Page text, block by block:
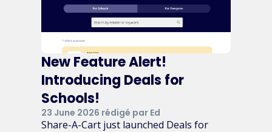
New Feature Alert!
Introducing Deals for
Schools!
23 June 2026 rédigé par Ed
Share-A-Cart just launched Deals for